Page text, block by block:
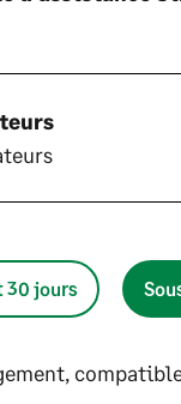
30 jours